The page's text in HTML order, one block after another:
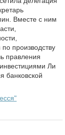
Вместе с ним
производству
правления
Ли
банковской